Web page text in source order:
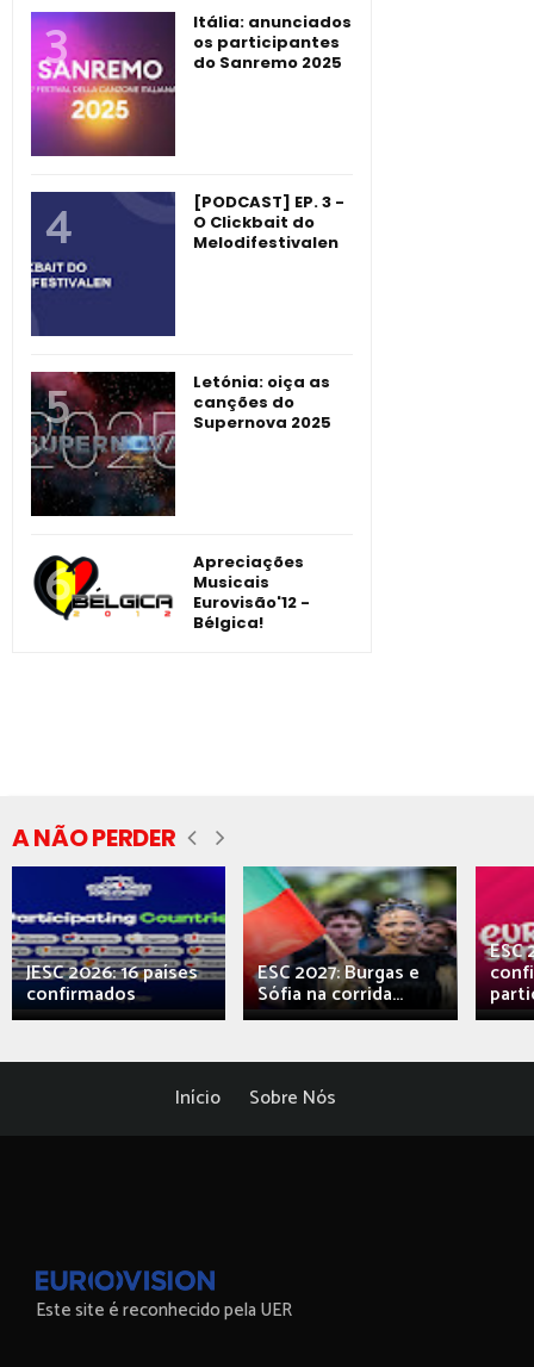
Itália: anunciados
os participantes
do Sanremo 2025
[PODCAST] EP. 3 -
O Clickbait do
Melodifestivalen
Letónia: oiça as
canções do
Supernova 2025
Apreciações
Musicais
Eurovisão'12 -
Bélgica!
A NÃO PERDER
JESC 2026: 16 países
confirmados
ESC 2027: Burgas e
Sófia na corrida...
ESC
Início Sobre Nós
Este site é reconhecido pela UER